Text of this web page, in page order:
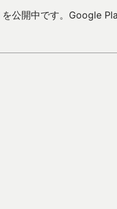
を公開中です。Google